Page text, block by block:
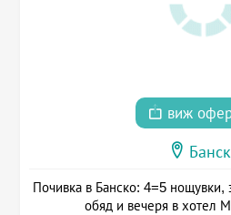
виж
Почивка в Банско: 4=5 нощувки,
обяд и вечеря в хотел